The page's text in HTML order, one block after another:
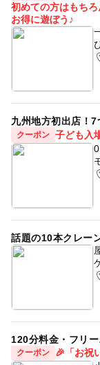
初めての方はもち
お得に遊ぼう♪
九州地方初出店！
クーポン 子ども入
話題の10本クレー
120分料金・フリ
クーポン
🎉「お祝